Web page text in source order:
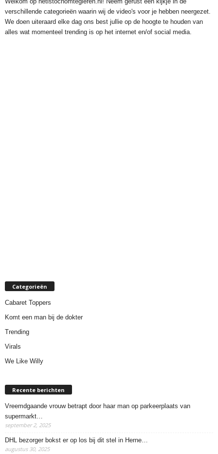
verschillende categorieën waarin wij de video's voor je hebben neergezet.
We doen uiteraard elke dag ons best jullie op de hoogte te houden van
alles wat momenteel trending is op het internet en/of social media.
Categorieën
Cabaret Toppers
Komt een man bij de dokter
Trending
Virals
We Like Willy
Recente berichten
Vreemdgaande vrouw betrapt door haar man op parkeerplaats van
supermarkt…
september 2, 2025
DHL bezorger bokst er op los bij dit stel in Herne…
augustus 30, 2025